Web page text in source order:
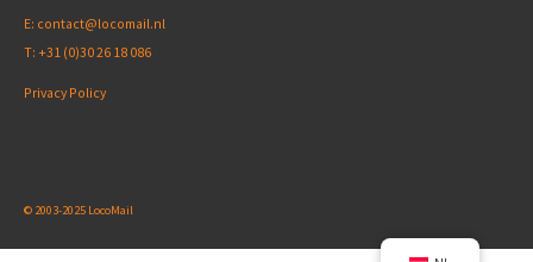
E: contact@locomail.nl
T: +31 (0)30 26 18 086
Privacy Policy
© 2003-2025 LocoMail